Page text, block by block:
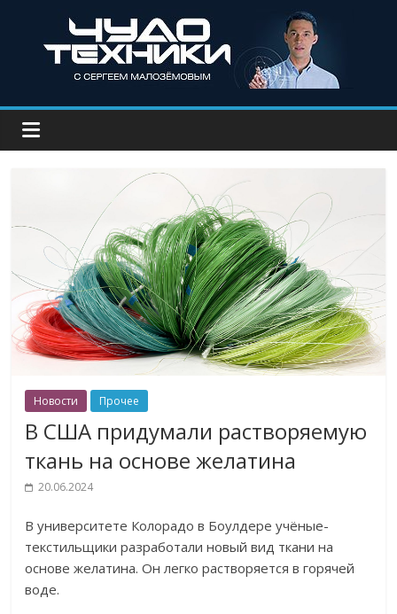
Новости Прочее
В США придумали растворяемую
ткань на основе желатина
20.06.2024
В университете Колорадо в Боулдере учёные-
текстильщики разработали новый вид ткани на
основе желатина. Он легко растворяется в горячей
воде.